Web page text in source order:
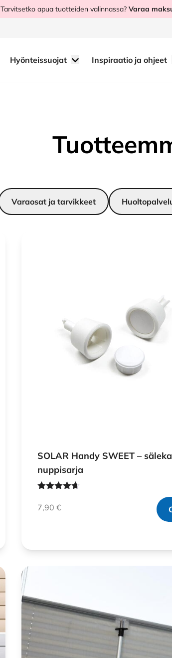
Tarvitsetko apua tuotteiden valinnassa?Varaa
Hyönteissuojat Inspiraatio ja ohjeet
Varaosat ja tarvikkeet
SOLAR Handy SWEET –
nuppisarja
tuotteesta:
4.60/ 5
7,90€